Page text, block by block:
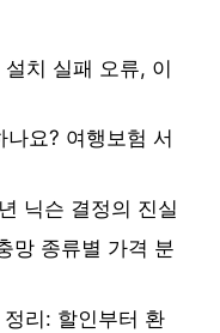
치 실패 오류, 이
요? 여행보험 서
닉슨 결정의 진실
망 종류별 가격 분
리: 할인부터 환